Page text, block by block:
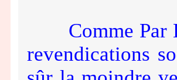
Comme Par
revendications